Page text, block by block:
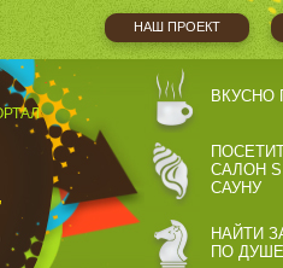
НАШ ПРОЕКТ
ВКУСНО
САЛОН
САУНУ
НАЙТИ
ПО ДУШЕ